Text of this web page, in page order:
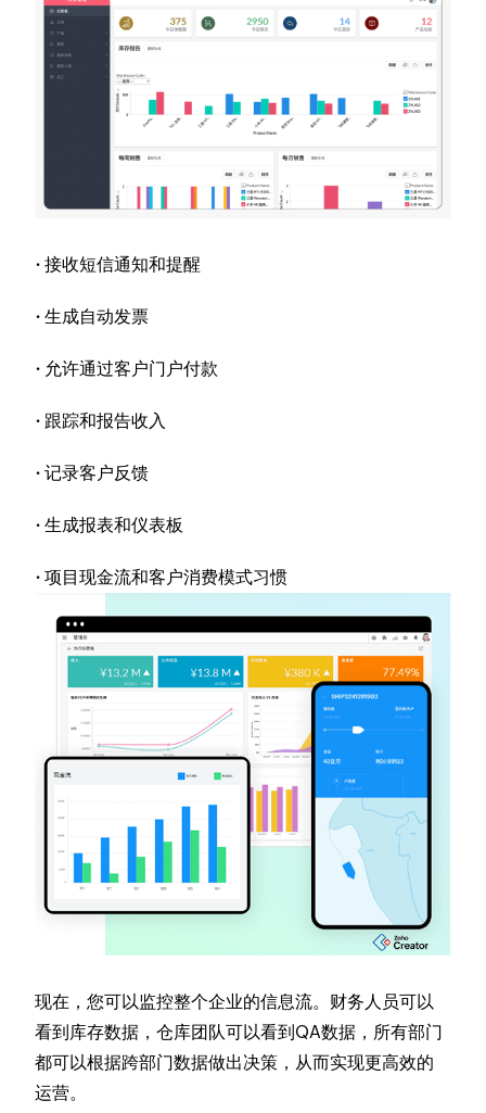
·接收短信通知和提醒
· 生成自动发票
· 允许通过客户门户付款
· 跟踪和报告收入
·记录客户反馈
·生成报表和仪表板
·项目现金流和客户消费模式习惯
现在，您可以监控整个企业的信息流。财务人员可以
看到库存数据，仓库团队可以看到QA数据，所有部门
都可以根据跨部门数据做出决策，从而实现更高效的
运营。